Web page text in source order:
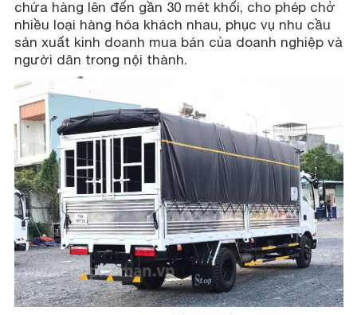
chứa hàng lên đến gần 30 mét khối, cho phép chở
nhiều loại hàng hóa khách nhau, phục vụ nhu cầu
sản xuất kinh doanh mua bán của doanh nghiệp và
người dân trong nội thành.